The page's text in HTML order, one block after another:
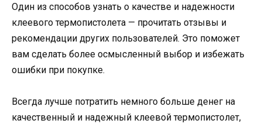
Один из способов узнать о качестве и надежности
клеевого термопистолета — прочитать отзывы и
рекомендации других пользователей. Это поможет
вам сделать более осмысленный выбор и избежать
ошибки при покупке.
Всегда лучше потратить немного больше денег на
качественный и надежный клеевой термопистолет,